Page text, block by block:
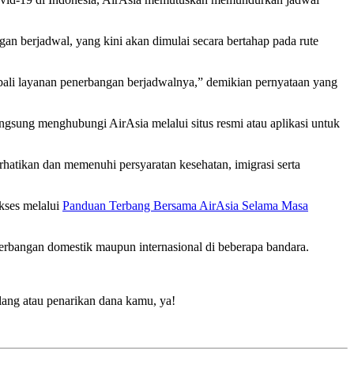
berjadwal, yang kini akan dimulai secara bertahap pada rute
layanan penerbangan berjadwalnya,” demikian pernyataan yang
menghubungi AirAsia melalui situs resmi atau aplikasi untuk
dan memenuhi persyaratan kesehatan, imigrasi serta
melalui Panduan Terbang Bersama AirAsia Selama Masa
domestik maupun internasional di beberapa bandara.
atau penarikan dana kamu, ya!